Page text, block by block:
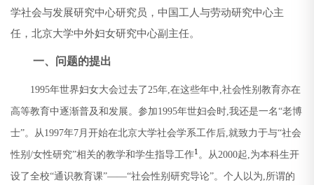
学社会与发展研究中心研究员，中国工人与劳动研究中心主
任，北京大学中外妇女研究中心副主任。
一、问题的提出
1995年世界妇女大会过去了25年,在这些年中 ,社会性别教育亦在
高等教育中逐渐普及和发展。参加1995年世妇会时,我还是一名“老博
士”。从1997年7月开始在北京大学社会学系工作后,就致力于与“社会
性别 /女性研究”相关的教学和学生指导工作1 。从2000起,为本科生开
设了全校“通识教育课”——“社会性别研究导论”。个人以为,所谓的